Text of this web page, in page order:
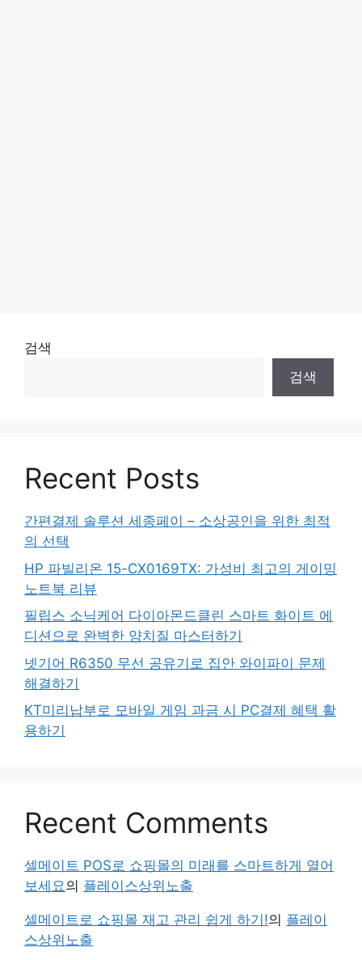
검색
검색
Recent Posts
간편결제 솔루션 세종페이 – 소상공인을 위한 최적
의 선택
HP 파빌리온 15-CX0169TX: 가성비 최고의 게이밍
노트북 리뷰
필립스 소닉케어 다이아몬드클린 스마트 화이트 에
디션으로 완벽한 양치질 마스터하기
넷기어 R6350 무선 공유기로 집안 와이파이 문제
해결하기
KT미리납부로 모바일 게임 과금 시 PC결제 혜택 활
용하기
Recent Comments
셀메이트 POS로 쇼핑몰의 미래를 스마트하게 열어
보세요의 플레이스상위노출
셀메이트로 쇼핑몰 재고 관리 쉽게 하기!의 플레이
스상위노출